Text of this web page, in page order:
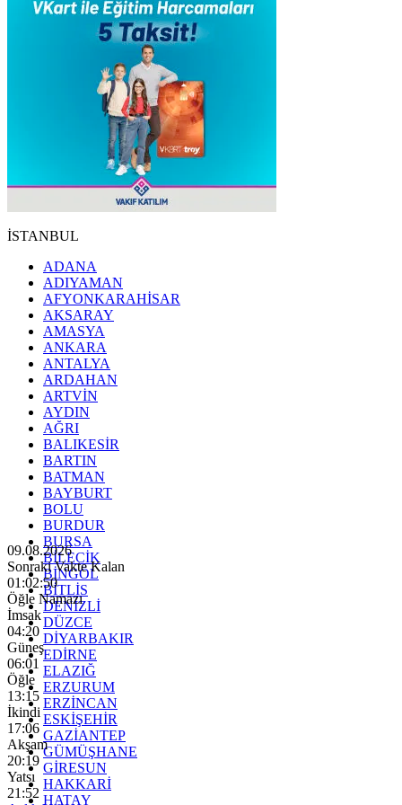
İSTANBUL
ADANA
ADIYAMAN
AFYONKARAHİSAR
AKSARAY
AMASYA
ANKARA
ANTALYA
ARDAHAN
ARTVİN
AYDIN
AĞRI
BALIKESİR
BARTIN
BATMAN
BAYBURT
BOLU
BURDUR
BURSA
BİLECİK
BİNGÖL
BİTLİS
DENİZLİ
DÜZCE
DİYARBAKIR
EDİRNE
ELAZIĞ
ERZURUM
ERZİNCAN
ESKİŞEHİR
GAZİANTEP
GÜMÜŞHANE
GİRESUN
HAKKARİ
HATAY
09.08.2026
Sonraki Vakte Kalan
01:02:48
Öğle Namazı
İmsak
04:20
Güneş
06:01
Öğle
13:15
İkindi
17:06
Akşam
20:19
Yatsı
21:52